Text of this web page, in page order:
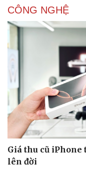
CÔNG NGHỆ
Giá thu cũ
lên đời